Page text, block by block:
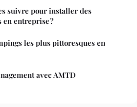
suivre pour installer des
en entreprise ?
les plus pittoresques en
avec AMTD